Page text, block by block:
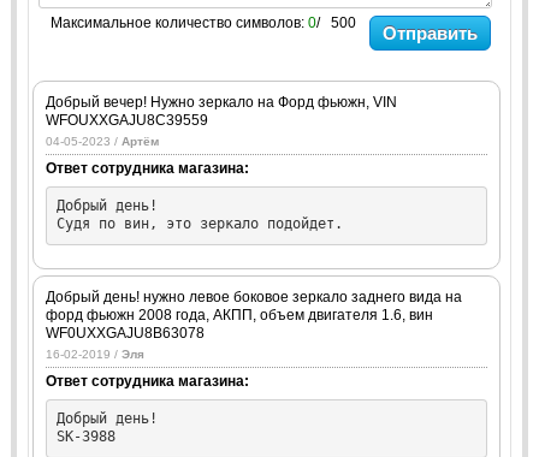
Максимальное количество символов: 0/ 500 Отправить
Добрый вечер! Нужно зеркало на Форд фьюжн, VIN
WFOUXXGAJU8C39559
04-05-2023 / Артём
Ответ сотрудника магазина:
Добрый день!
Судя по вин, это зеркало подойдет.
Добрый день! нужно левое боковое зеркало заднего вида на
форд фьюжн 2008 года, АКПП, объем двигателя 1.6, вин
WF0UXXGAJU8B63078
16-02-2019 / Эля
Ответ сотрудника магазина:
Добрый день!
SK-3988